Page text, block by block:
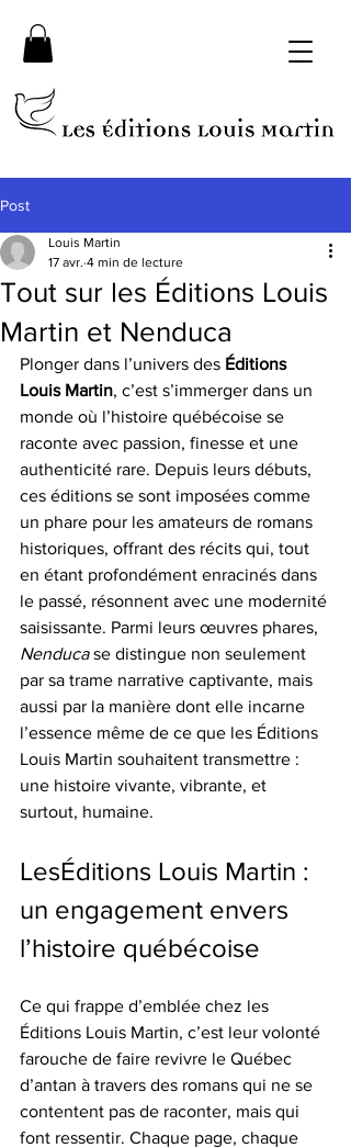
Post
Tout sur les Éditions Louis
Martin et Nenduca
Louis Martin
17 avr. 4 min de lecture
Plonger dans l’univers des Éditions
Louis Martin, c’est s’immerger dans un
monde où l’histoire québécoise se
raconte avec passion, finesse et une
authenticité rare. Depuis leurs débuts,
ces éditions se sont imposées comme
un phare pour les amateurs de romans
historiques, offrant des récits qui, tout
en étant profondément enracinés dans
le passé, résonnent avec une modernité
saisissante. Parmi leurs œuvres phares,
Nenduca se distingue non seulement
par sa trame narrative captivante, mais
aussi par la manière dont elle incarne
l’essence même de ce que les Éditions
Louis Martin souhaitent transmettre :
une histoire vivante, vibrante, et
surtout, humaine.
LesÉditions Louis Martin :
un engagement envers
l’histoire québécoise
Ce qui frappe d’emblée chez les
Éditions Louis Martin, c’est leur volonté
farouche de faire revivre le Québec
d’antan à travers des romans qui ne se
contentent pas de raconter, mais qui
font ressentir. Chaque page, chaque